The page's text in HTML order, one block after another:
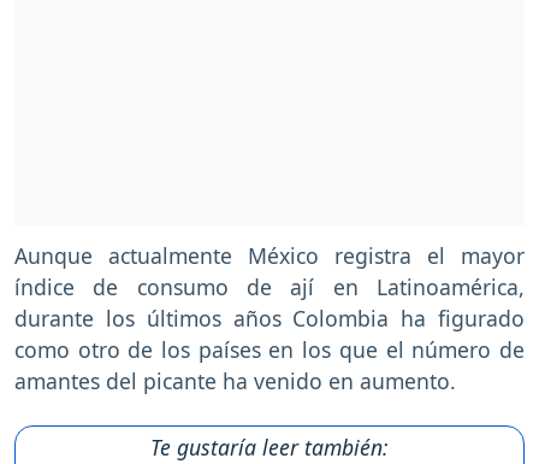
Aunque actualmente México registra el mayor
índice de consumo de ají en Latinoamérica,
durante los últimos años Colombia ha figurado
como otro de los países en los que el número de
amantes del picante ha venido en aumento.
Te gustaría leer también: